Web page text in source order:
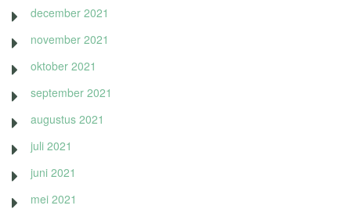
december 2021
november 2021
oktober 2021
september 2021
augustus 2021
juli 2021
juni 2021
mei 2021